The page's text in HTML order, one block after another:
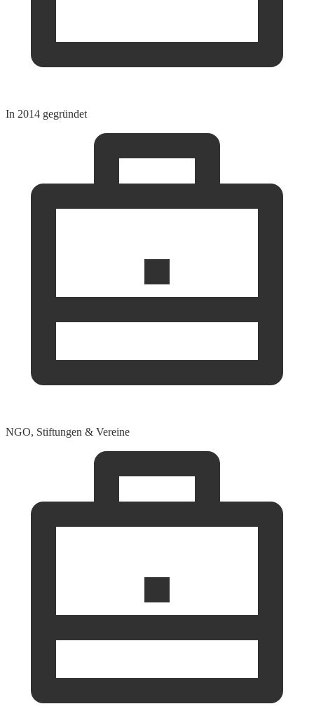
In 2014 gegründet
NGO, Stiftungen & Vereine